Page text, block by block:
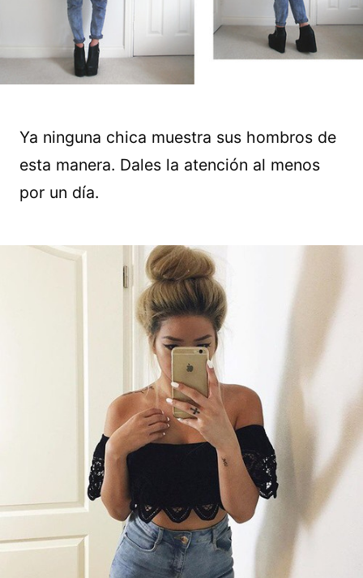
Ya ninguna chica muestra sus hombros de
esta manera. Dales la atención al menos
por un día.